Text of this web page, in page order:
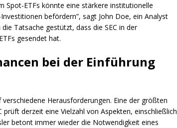
Spot-ETFs könnte eine stärkere institutionelle
befördern”, sagt John Doe, ein Analyst
Tatsache gestützt, dass die SEC in der
gesendet hat.
bei der Einführung
Herausforderungen. Eine der größten
derzeit eine Vielzahl von Aspekten, einschließlich
betont immer wieder die Notwendigkeit eines